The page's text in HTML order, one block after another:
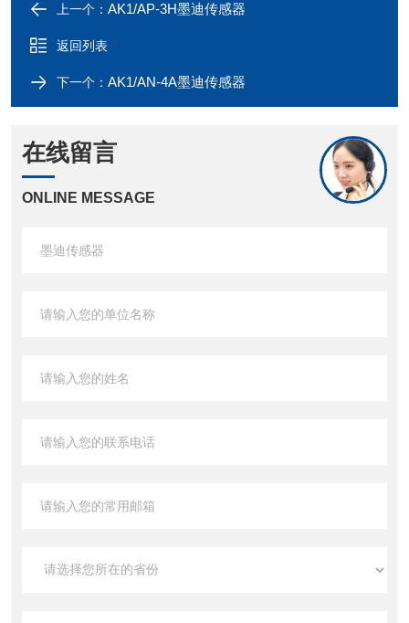
上一个： AK1/AP-3H墨迪传感器
返回列表
下一个： AK1/AN-4A墨迪传感器
在线留言
ONLINE MESSAGE